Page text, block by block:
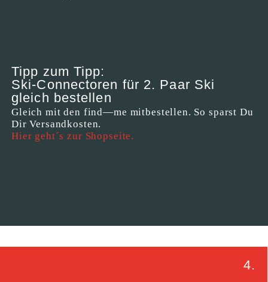
Tipp zum Tipp:
Ski-Connectoren für 2. Paar Ski
gleich bestellen
Gleich mit den find—me mitbestellen. So sparst Du
Dir Versandkosten.
Hier geht´s zur Shopseite.
4.